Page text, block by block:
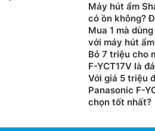
Máy hút ẩm
có ồn không?
Mua 1 mà
với máy hút
Bỏ 7 triệu cho
F-YCT17V là
Với giá 5 triệu
Panasonic F-
chọn tốt nhất?